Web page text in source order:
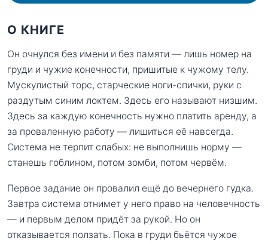
О КНИГЕ
Он очнулся без имени и без памяти — лишь номер на
груди и чужие конечности, пришитые к чужому телу.
Мускулистый торс, старческие ноги-спички, руки с
раздутым синим локтем. Здесь его называют низшим.
Здесь за каждую конечность нужно платить аренду, а
за проваленную работу — лишиться её навсегда.
Система не терпит слабых: не выполнишь норму —
станешь гоблином, потом зомби, потом червём.
Первое задание он провалил ещё до вечернего гудка.
Завтра система отнимет у него право на человечность
— и первым делом придёт за рукой. Но он
отказывается ползать. Пока в груди бьётся чужое